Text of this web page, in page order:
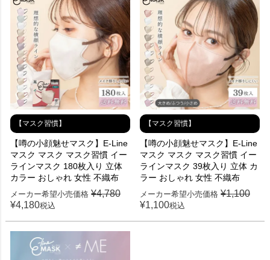
【マスク習慣】
【噂の小顔魅せマスク】E-Line
マスク マスク マスク習慣 イー
ラインマスク 180枚入り 立体
カラー おしゃれ 女性 不織布
メーカー希望小売価格 ¥4,780
¥4,180税込
【マスク習慣】
【噂の小顔魅せマスク】E-Line
マスク マスク マスク習慣 イー
ラインマスク 39枚入り 立体 カ
ラー おしゃれ 女性 不織布
メーカー希望小売価格 ¥1,100
¥1,100税込